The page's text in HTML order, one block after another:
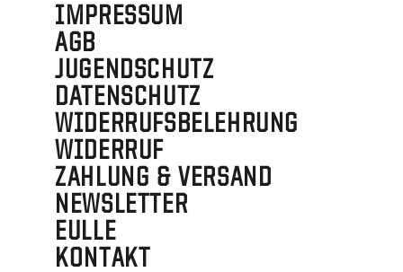
IMPRESSUM
AGB
JUGENDSCHUTZ
DATENSCHUTZ
WIDERRUFSBELEHRUNG
WIDERRUF
ZAHLUNG & VERSAND
NEWSLETTER
EULLE
KONTAKT